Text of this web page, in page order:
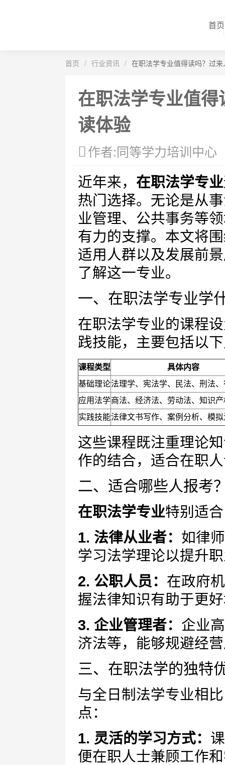
首页
首页 / 行业资讯 / 在职法学专业值得读吗？过
在职法学专业值
读体验
作者:同等学力培训中心
近年来， 在职法学专业
热门选择。无论是从
业管理、公共事务等
有力的支撑。本文将
适用人群以及发展前
了解这一专业。
一、在职法学专业学
在职法学专业的课程
践技能，主要包括以
课程类型
具体内容
基础理论法理学、宪法学、民法、刑法
应用法学商法、经济法、劳动法、知识
实践技能法律文书写作、案例分析、模
这些课程既注重理论
作的结合，适合在职
二、适合哪些人报考
在职法学专业特别适
1. 法律从业者： 如律
学习法学理论以提升
2. 公职人员： 在政府
握法律知识有助于更
3. 企业管理者： 企业
济法等，能够规避经
三、在职法学的独特
与全日制法学专业相
点：
1. 灵活的学习方式：
便在职人士兼顾工作